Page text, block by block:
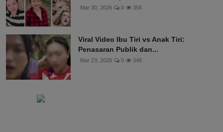
Mar 30, 2026 0 356
Viral Video Ibu Tiri vs Anak Tiri:
Penasaran Publik dan...
Mar 23, 2026 0 348